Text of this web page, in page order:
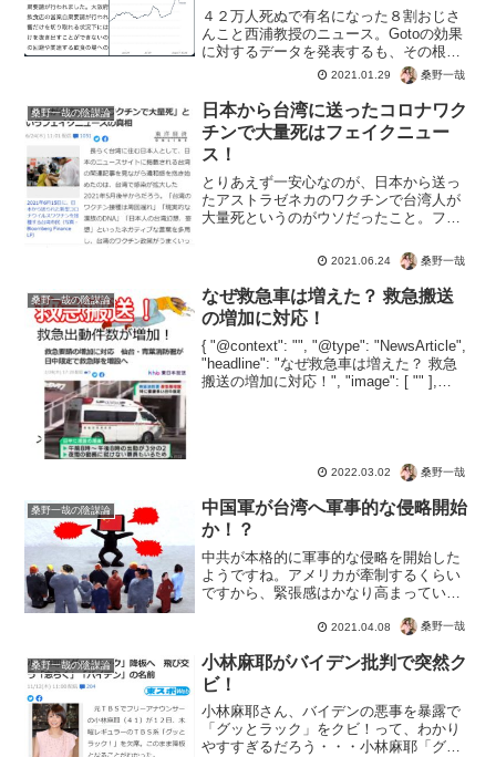
４２万人死ぬで有名になった８割おじさ
んこと西浦教授のニュース。Gotoの効果
に対するデータを発表するも、その根拠
データが誤っているという。Gotoなどを
やめて感染症対策をしたから感染症が減
った。というヤフーニュースに掲載の記
事。西浦教授が「...
2021.01.29 桑野一哉
桑野一哉の陰謀論
日本から台湾に送ったコロナワク
チンで大量死はフェイクニュー
ス！
とりあえず一安心なのが、日本から送っ
たアストラゼネカのワクチンで台湾人が
大量死というのがウソだったこと。フェ
た。どうやら中共による、他国分断の工
作のような噂があります。噂ですが本当
でしょう（偏見？）「日本が...
2021.06.24 桑野一哉
桑野一哉の陰謀論
なぜ救急車は増えた？ 救急搬送
の増加に対応！
{ "@context": "", "@type": "NewsArticle",
"headline": "なぜ救急車は増えた？ 救急
搬送の増加に対応！", "image": [ "" ],
2022.03.02 桑野一哉
桑野一哉の陰謀論
中国軍が台湾へ軍事的な侵略開始
か！？
中共が本格的に軍事的な侵略を開始した
ようですね。アメリカが牽制するくらい
ですから、緊張感はかなり高まっている
圏に侵入 米ミサイル駆逐艦が海峡通過中
サイル駆逐艦が海峡通...
2021.04.08 桑野一哉
桑野一哉の陰謀論
小林麻耶がバイデン批判で突然ク
ビ！
小林麻耶さん、バイデンの悪事を暴露で
「グッとラック」をクビ！って、わかり
やすすぎるだろう・・・小林麻耶「グッ